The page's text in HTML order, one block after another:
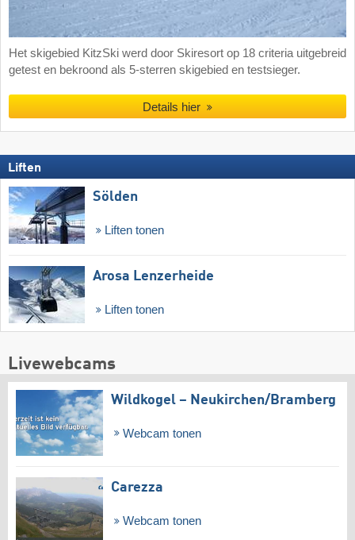
Het skigebied KitzSki werd door Skiresort op 18 criteria uitgebreid
getest en bekroond als 5-sterren skigebied en testsieger.
Details hier
Liften
Sölden
Liften tonen
Arosa Lenzerheide
Liften tonen
Livewebcams
Wildkogel – Neukirchen/​Bramberg
Webcam tonen
Carezza
Webcam tonen